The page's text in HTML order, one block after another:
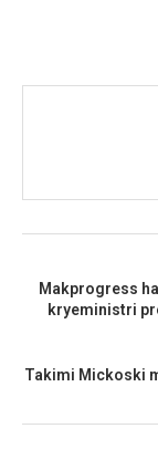
Makprogress
kryeministri
Takimi Mickoski